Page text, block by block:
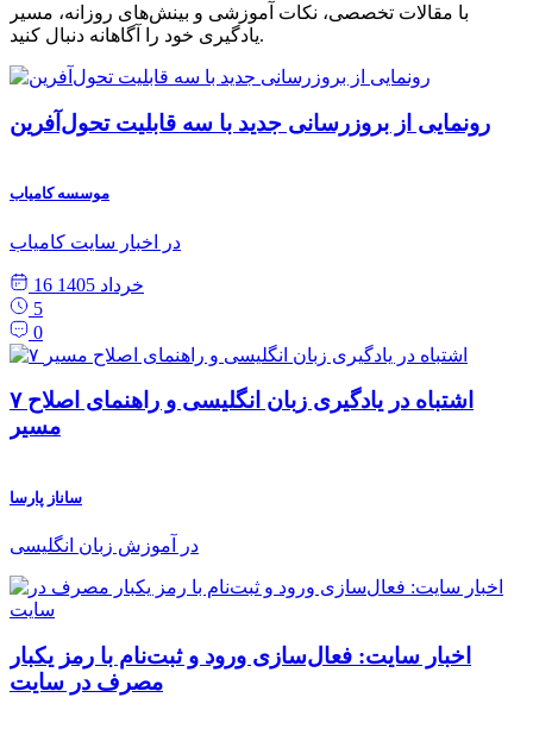
با مقالات تخصصی، نکات آموزشی و بینش‌های روزانه، مسیر
یادگیری خود را آگاهانه دنبال کنید.
رونمایی از بروزرسانی جدید با سه قابلیت تحول‌آفرین
موسسه کامیاب
در اخبار سایت کامیاب
16 خرداد 1405
5
0
۷ اشتباه در یادگیری زبان انگلیسی و راهنمای اصلاح
مسیر
ساناز پارسا
در آموزش زبان انگلیسی
اخبار سایت: فعال‌سازی ورود و ثبت‌نام با رمز یکبار
مصرف در سایت